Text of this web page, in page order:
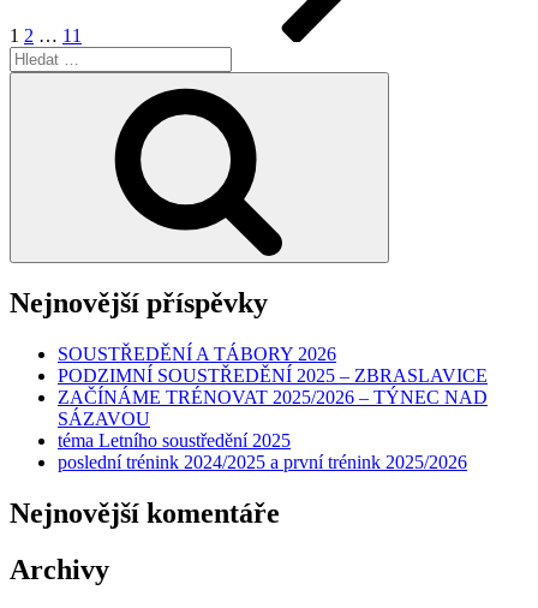
1 2 … 11
Hledat:
Nejnovější příspěvky
SOUSTŘEDĚNÍ A TÁBORY 2026
PODZIMNÍ SOUSTŘEDĚNÍ 2025 – ZBRASLAVICE
ZAČÍNÁME TRÉNOVAT 2025/2026 – TÝNEC NAD
SÁZAVOU
téma Letního soustředění 2025
poslední trénink 2024/2025 a první trénink 2025/2026
Nejnovější komentáře
Archivy